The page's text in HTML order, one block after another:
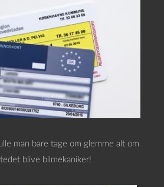
man bare tage om glemme alt om
blive bilmekaniker!